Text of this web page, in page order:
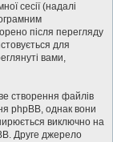
сесії (надалі
після перегляду
для
вами,
створення файлів
phpBB, однак вони
виключно на
Друге джерело